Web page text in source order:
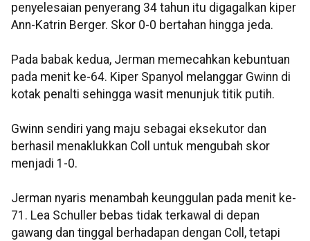
penyelesaian penyerang 34 tahun itu digagalkan kiper
Ann-Katrin Berger. Skor 0-0 bertahan hingga jeda.
Pada babak kedua, Jerman memecahkan kebuntuan
pada menit ke-64. Kiper Spanyol melanggar Gwinn di
kotak penalti sehingga wasit menunjuk titik putih.
Gwinn sendiri yang maju sebagai eksekutor dan
berhasil menaklukkan Coll untuk mengubah skor
menjadi 1-0.
Jerman nyaris menambah keunggulan pada menit ke-
71. Lea Schuller bebas tidak terkawal di depan
gawang dan tinggal berhadapan dengan Coll, tetapi